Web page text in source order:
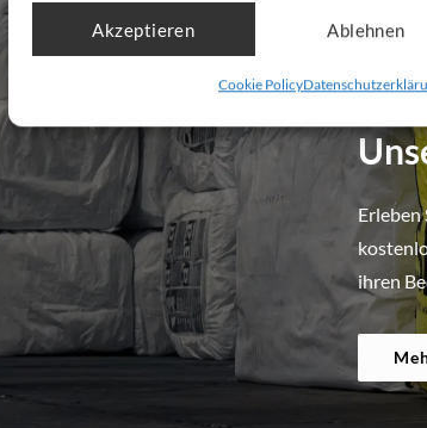
Akzeptieren Ablehnen
Cookie Policy
Ganz
Erleben
ihren